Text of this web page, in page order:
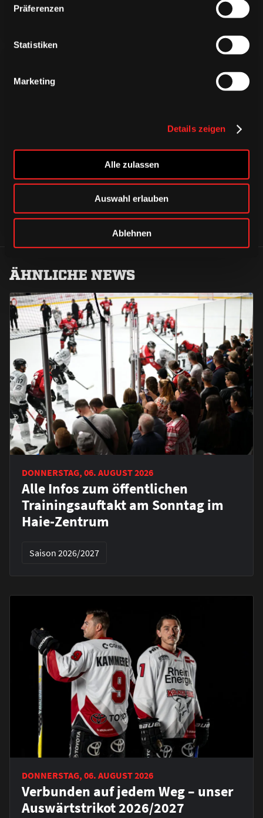
Präferenzen
Statistiken
Marketing
Details zeigen
Alle zulassen
Auswahl erlauben
Ablehnen
CAPS & CO
CAPS & CO
CAPS & CO
ÄHNLICHE NEWS
DONNERSTAG, 06. AUGUST 2026
Alle Infos zum öffentlichen
Trainingsauftakt am Sonntag im
Haie-Zentrum
Saison 2026/2027
DONNERSTAG, 06. AUGUST 2026
Verbunden auf jedem Weg – unser
Auswärtstrikot 2026/2027